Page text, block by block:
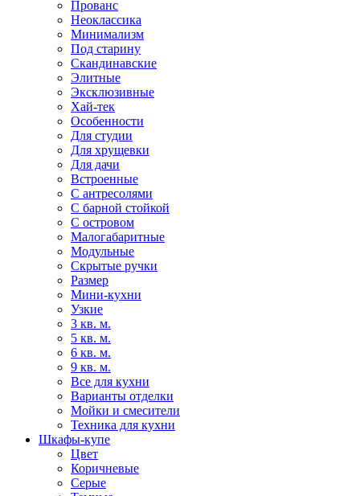
Прованс
Неоклассика
Минимализм
Под старину
Скандинавские
Элитные
Эксклюзивные
Хай-тек
Особенности
Для студии
Для хрущевки
Для дачи
Встроенные
С антресолями
С барной стойкой
С островом
Малогабаритные
Модульные
Скрытые ручки
Размер
Мини-кухни
Узкие
3 кв. м.
5 кв. м.
6 кв. м.
9 кв. м.
Все для кухни
Варианты отделки
Мойки и смесители
Техника для кухни
Шкафы-купе
Цвет
Коричневые
Серые